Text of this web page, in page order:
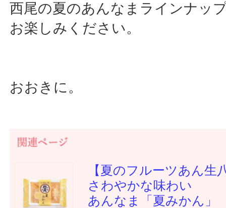
西尾の夏のあんなまラインナッ
お楽しみください。
おおきに。
【夏のフルーツあん生
さわやかな味わい
あんなま「夏みかん」